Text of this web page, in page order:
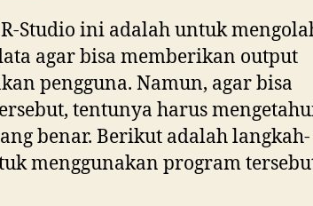
Studio ini adalah untuk
agar bisa memberikan output
pengguna. Namun, agar bisa
tentunya harus
benar. Berikut adalah langkah-
menggunakan program